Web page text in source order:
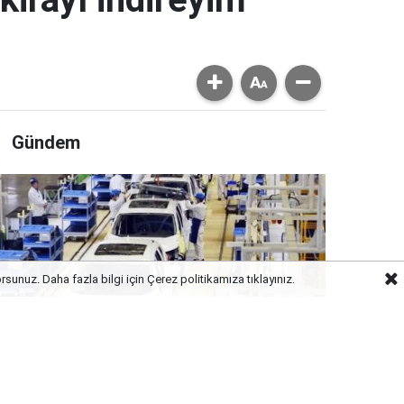
Gündem
Daha fazla bilgi için Çerez politikamızatıklayınız.